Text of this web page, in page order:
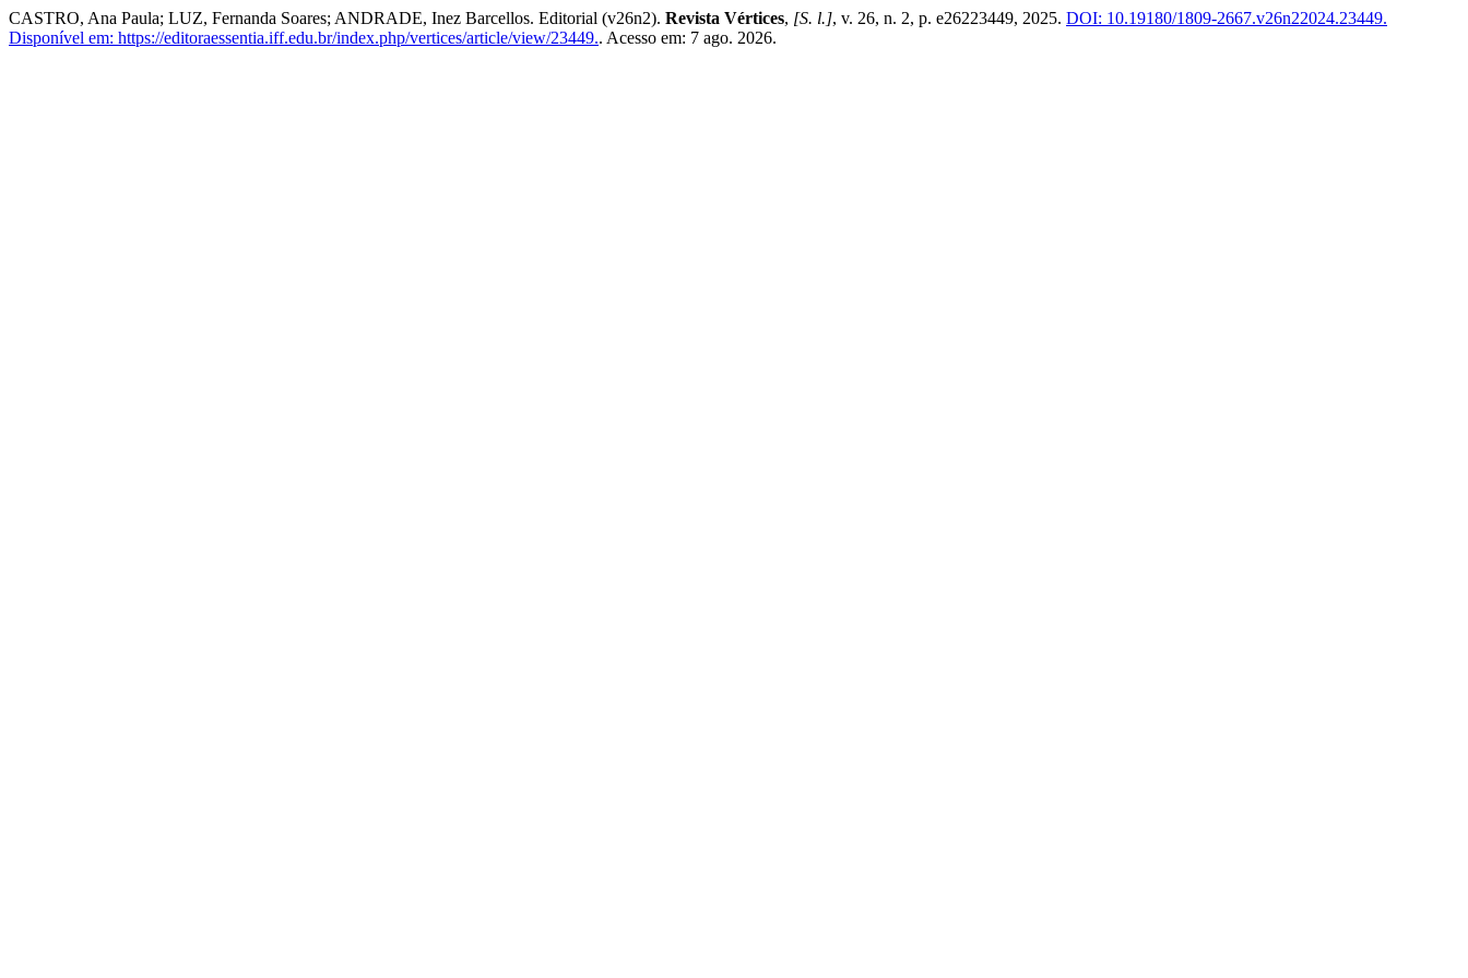
CASTRO, Ana Paula; LUZ, Fernanda Soares; ANDRADE, Inez Barcellos. Editorial (v26n2). Revista Vértices, [S. l.], v. 26, n. 2, p. e26223449, 2025. DOI: 10.19180/1809-2667.v26n22024.23449.
Disponível em: https://editoraessentia.iff.edu.br/index.php/vertices/article/view/23449.. Acesso em: 7 ago. 2026.